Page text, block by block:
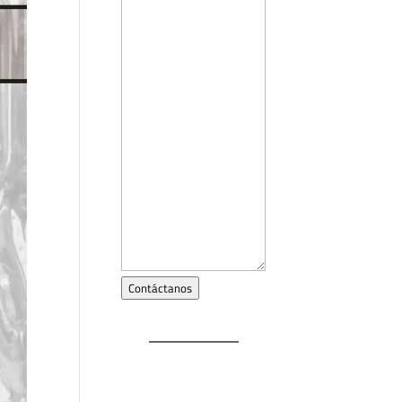
Contáctanos